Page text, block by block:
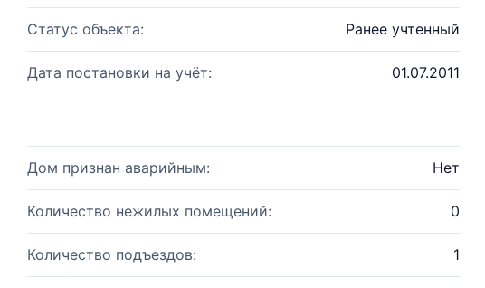
Статус объекта: Ранее учтенный
Дата постановки на учёт: 01.07.2011
Дом признан аварийным: Нет
Количество нежилых помещений: 0
Количество подъездов: 1